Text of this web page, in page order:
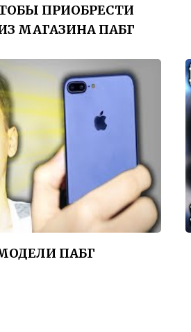
ПРИОБРЕСТИ
МАГАЗИНА ПАБГ
ПАБГ